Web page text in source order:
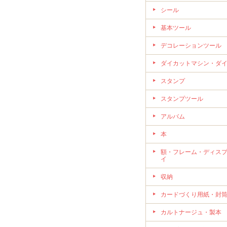
シール
基本ツール
デコレーションツール
ダイカットマシン・ダイ
スタンプ
スタンプツール
アルバム
本
額・フレーム・ディス
イ
収納
カードづくり用紙・封筒
カルトナージュ・製本